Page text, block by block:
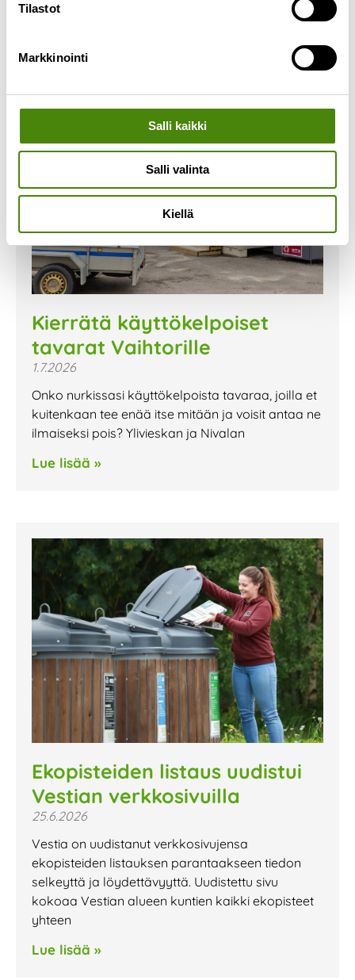
Tilastot
Markkinointi
Salli kaikki
Salli valinta
Kiellä
Lue lisää »
Kierrätä käyttökelpoiset
tavarat Vaihtorille
1.7.2026
Onko nurkissasi käyttökelpoista tavaraa, joilla et
kuitenkaan tee enää itse mitään ja voisit antaa ne
ilmaiseksi pois? Ylivieskan ja Nivalan
Lue lisää »
Ekopisteiden listaus uudistui
Vestian verkkosivuilla
25.6.2026
Vestia on uudistanut verkkosivujensa
ekopisteiden listauksen parantaakseen tiedon
selkeyttä ja löydettävyyttä. Uudistettu sivu
kokoaa Vestian alueen kuntien kaikki ekopisteet
yhteen
Lue lisää »